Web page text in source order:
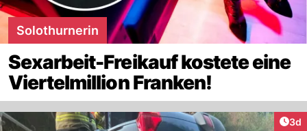
Solothurnerin
Sexarbeit-Freikauf kostete eine
Viertelmillion Franken!
3d